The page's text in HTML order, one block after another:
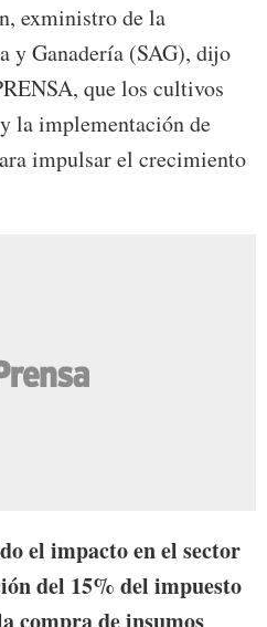
exministro de la
y Ganadería (SAG), dijo
que los cultivos
la implementación de
impulsar el crecimiento
el impacto en el sector
del 15% del impuesto